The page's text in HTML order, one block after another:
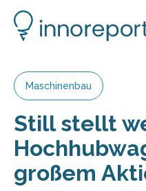
Maschinenbau
Still stellt
großem